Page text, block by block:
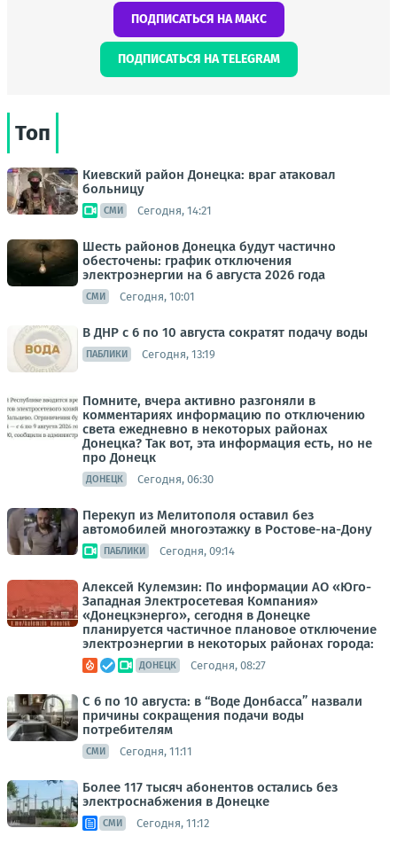
ПОДПИСАТЬСЯ НА МАКС
ПОДПИСАТЬСЯ НА TELEGRAM
Топ
Киевский район Донецка: враг атаковал
больницу
СМИ Сегодня, 14:21
Шесть районов Донецка будут частично
обесточены: график отключения
электроэнергии на 6 августа 2026 года
СМИ Сегодня, 10:01
В ДНР с 6 по 10 августа сократят подачу воды
ПАБЛИКИ Сегодня, 13:19
Помните, вчера активно разгоняли в
комментариях информацию по отключению
света ежедневно в некоторых районах
Донецка? Так вот, эта информация есть, но не
про Донецк
ДОНЕЦК Сегодня, 06:30
Перекуп из Мелитополя оставил без
автомобилей многоэтажку в Ростове-на-Дону
ПАБЛИКИ Сегодня, 09:14
Алексей Кулемзин: По информации АО «Юго-
Западная Электросетевая Компания»
«Донецкэнерго», сегодня в Донецке
планируется частичное плановое отключение
электроэнергии в некоторых районах города:
ДОНЕЦК Сегодня, 08:27
С 6 по 10 августа: в “Воде Донбасса” назвали
причины сокращения подачи воды
потребителям
СМИ Сегодня, 11:11
Более 117 тысяч абонентов остались без
электроснабжения в Донецке
СМИ Сегодня, 11:12